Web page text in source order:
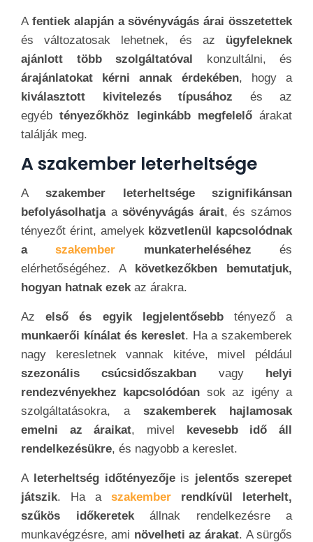
A fentiek alapján a sövényvágás árai összetettek
és változatosak lehetnek, és az ügyfeleknek
ajánlott több szolgáltatóval konzultálni, és
árajánlatokat kérni annak érdekében, hogy a
kiválasztott kivitelezés típusához és az
egyéb tényezőkhöz leginkább megfelelőárakat
találják meg.
A szakember leterheltsége
A szakember leterheltsége szignifikánsan
befolyásolhatjaasövényvágás árait, és számos
tényezőt érint, amelyek közvetlenül kapcsolódnak
aszakember munkaterheléséhez és
elérhetőségéhez. A következőkben bemutatjuk,
hogyan hatnak ezek az árakra.
Az első és egyik legjelentősebbtényező a
munkaerői kínálat és kereslet. Ha a szakemberek
nagy keresletnek vannak kitéve, mivel például
szezonális csúcsidőszakban vagy helyi
rendezvényekhez kapcsolódóan sok az igény a
szolgáltatásokra, a szakemberek hajlamosak
emelni az áraikat, mivel kevesebb idő áll
rendelkezésükre, és nagyobb a kereslet.
A leterheltség időtényezője is jelentős szerepet
játszik. Ha a szakember rendkívül leterhelt,
szűkös időkeretekállnak rendelkezésre a
munkavégzésre, ami növelheti az árakat. A sürgős